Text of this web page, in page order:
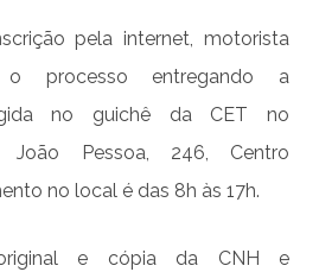
pela internet, motorista
o processo entregando a
no guichê da CET no
João Pessoa, 246, Centro
no local é das 8h às 17h.
e cópia da CNH e